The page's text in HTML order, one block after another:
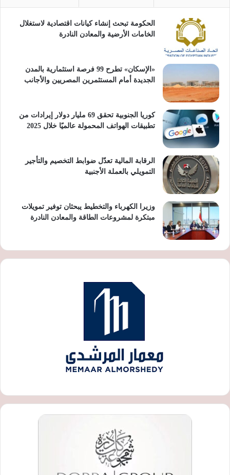
الحكومة تبحث إنشاء كيانات اقتصادية لاستغلال
الخامات الأرضية والمعادن النادرة
«الإسكان» تطرح 99 فرصة استثمارية بالمدن
الجديدة أمام المستثمرين المصريين والأجانب
كوريا الجنوبية تحقق 69 مليار دولار إيرادات من
تطبيقات الهواتف المحمولة عالميًا خلال 2025
الرقابة المالية تعدّل ضوابط التخصيم والتأجير
التمويلي بالعملة الأجنبية
وزيرا الكهرباء والتخطيط يبحثان توفير تمويلات
مبتكرة لمشروعات الطاقة والمعادن النادرة